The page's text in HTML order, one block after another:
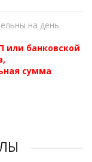
на день
или банковской
сумма